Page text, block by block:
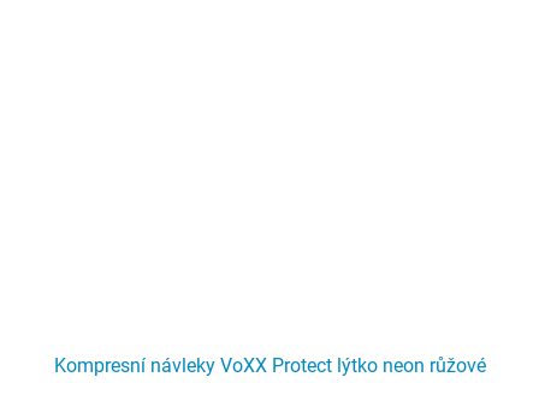
Kompresní návleky VoXX Protect lýtko neon růžové